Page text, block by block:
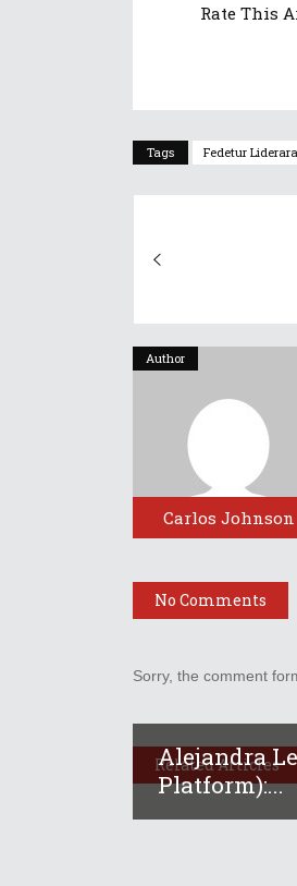
Rate This
Tags Fedetur
Author
Carlos Johnson
No Comments
Sorry, the comment
Related Articles
Alejandra
Platform):...